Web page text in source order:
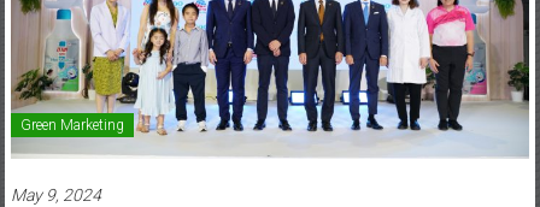
Green Marketing
May 9, 2024